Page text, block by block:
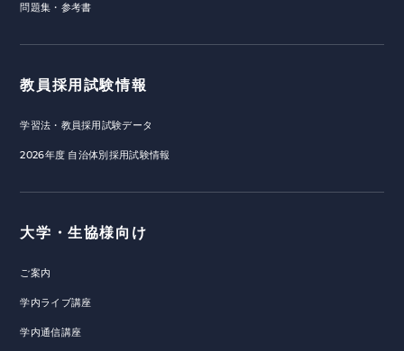
問題集・参考書
教員採用試験情報
学習法・教員採用試験データ
2026年度 自治体別採用試験情報
大学・生協様向け
ご案内
学内ライブ講座
学内通信講座